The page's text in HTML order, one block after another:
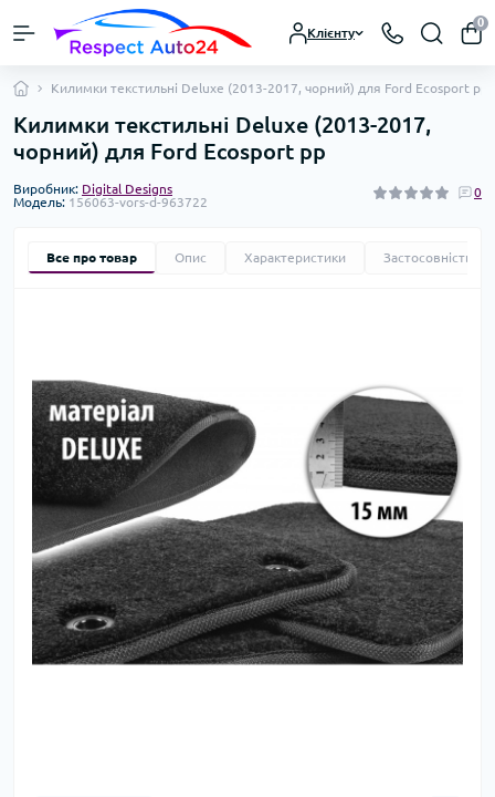
Клієнту
0
Килимки текстильні Deluxe (2013-2017, чорний) для Ford Ecosport рр
Килимки текстильні Deluxe (2013-2017,
чорний) для Ford Ecosport рр
Виробник: Digital Designs
Модель: 156063-vors-d-963722
0
Все про товар Опис Характеристики Застосовність